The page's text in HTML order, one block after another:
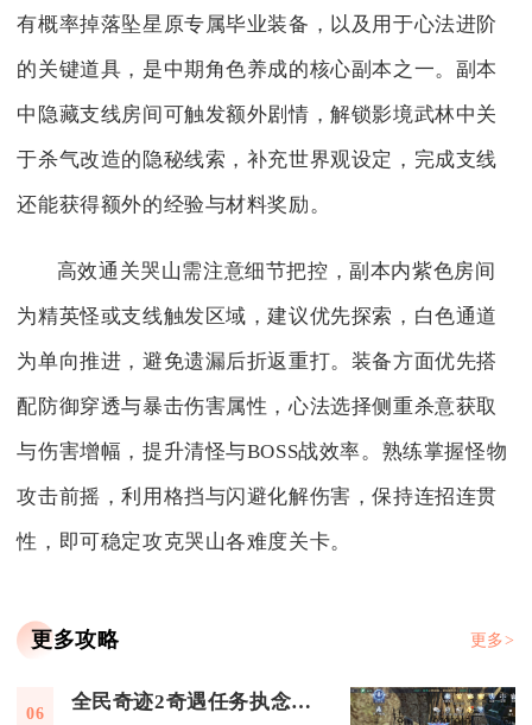
有概率掉落坠星原专属毕业装备，以及用于心法进阶
的关键道具，是中期角色养成的核心副本之一。副本
中隐藏支线房间可触发额外剧情，解锁影境武林中关
于杀气改造的隐秘线索，补充世界观设定，完成支线
还能获得额外的经验与材料奖励。
高效通关哭山需注意细节把控，副本内紫色房间
为精英怪或支线触发区域，建议优先探索，白色通道
为单向推进，避免遗漏后折返重打。装备方面优先搭
配防御穿透与暴击伤害属性，心法选择侧重杀意获取
与伤害增幅，提升清怪与BOSS战效率。熟练掌握怪物
攻击前摇，利用格挡与闪避化解伤害，保持连招连贯
性，即可稳定攻克哭山各难度关卡。
更多攻略 更多>
06 全民奇迹2奇遇任务执念与其他道具有何不同